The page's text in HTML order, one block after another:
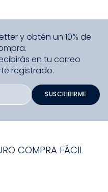
y obtén un 10% de
en tu correo
registrado.
SUSCRIBIRME
COMPRA FÁCIL